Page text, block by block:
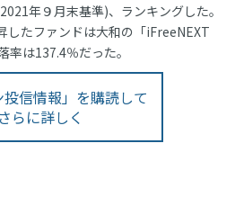
年９月末基準)、ランキングした。
したファンドは大和の「iFreeNEXT
率は137.4％だった。
投信情報」を購読して
さらに詳しく